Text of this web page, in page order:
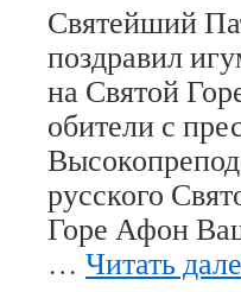
Святейший
поздравил
на Святой
обители с
русского
Горе Афон
… Читать